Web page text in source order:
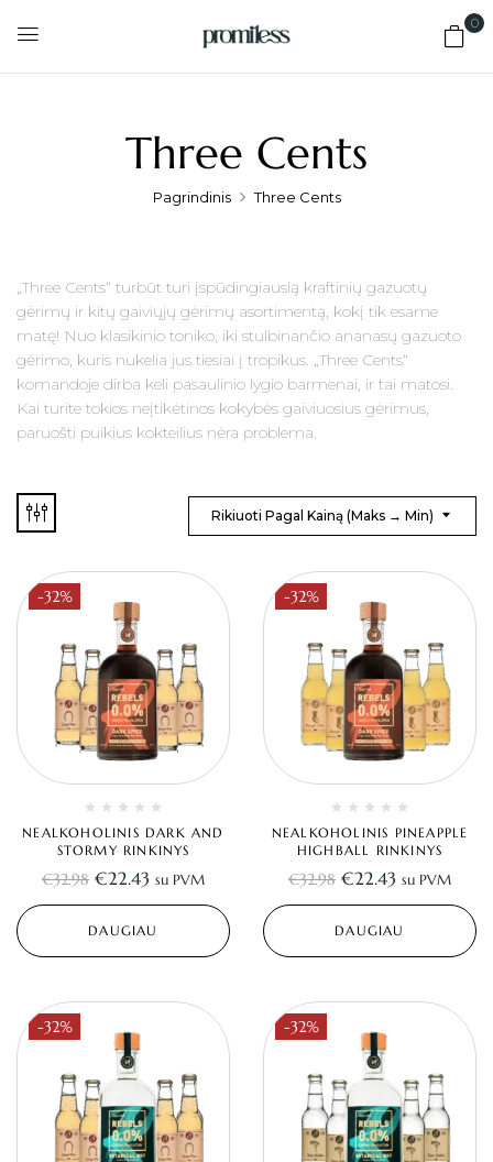
0
Three Cents
Pagrindinis Three Cents
„Three Cents“ turbūt turi įspūdingiausią kraftinių gazuotų
gėrimų ir kitų gaiviųjų gėrimų asortimentą, kokį tik esame
matę! Nuo klasikinio toniko, iki stulbinančio ananasų gazuoto
gėrimo, kuris nukelia jus tiesiai į tropikus. „Three Cents“
komandoje dirba keli pasaulinio lygio barmenai, ir tai matosi.
Kai turite tokios neįtikėtinos kokybės gaiviuosius gėrimus,
paruošti puikius kokteilius nėra problema.
Rikiuoti Pagal Kainą (maks → Min)
-32%
NEALKOHOLINIS DARK AND
STORMY RINKINYS
€32.98 €22.43 su PVM
DAUGIAU
-32%
NEALKOHOLINIS PINEAPPLE
HIGHBALL RINKINYS
€32.98 €22.43 su PVM
DAUGIAU
-32% -32%